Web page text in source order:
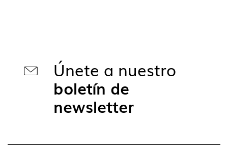
Únete a nuestro
boletín de
newsletter